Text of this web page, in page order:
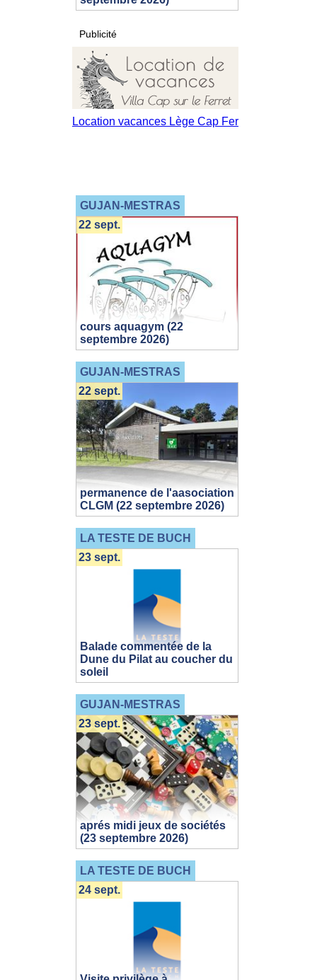
Publicité
GUJAN-MESTRAS
cours aquagym (22
septembre 2026)
22 sept.
GUJAN-MESTRAS
permanence de l'aasociation
CLGM (22 septembre 2026)
22 sept.
LA TESTE DE BUCH
Balade commentée de la
Dune du Pilat au coucher du
soleil
23 sept.
GUJAN-MESTRAS
aprés midi jeux de sociétés
(23 septembre 2026)
23 sept.
LA TESTE DE BUCH
24 sept.